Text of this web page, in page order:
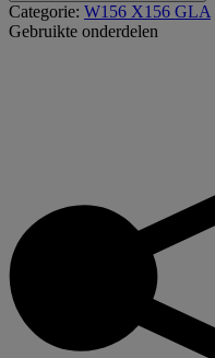
Categorie: W156 X156 GLA
Gebruikte onderdelen